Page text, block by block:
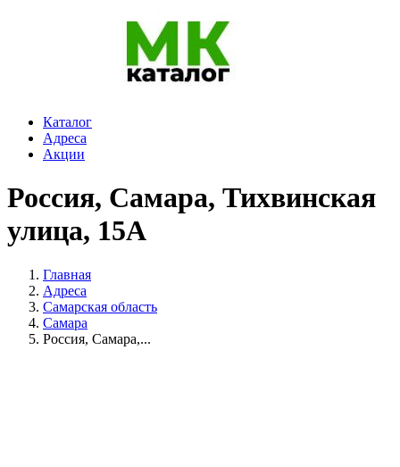
Каталог
Адреса
Акции
Россия, Самара, Тихвинская
улица, 15А
Главная
Адреса
Самарская область
Самара
Россия, Самара,...